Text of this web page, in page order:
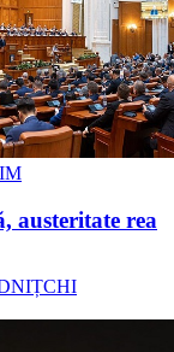
austeritate rea